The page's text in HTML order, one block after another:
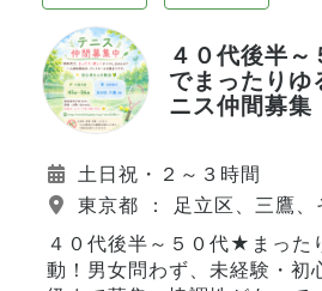
４０代後半
でまったり
ニス仲間募集
土日祝・２～３時間
東京都 ： 足立区、三鷹、
４０代後半～５０代★まった
動！男女問わず、未経験・初